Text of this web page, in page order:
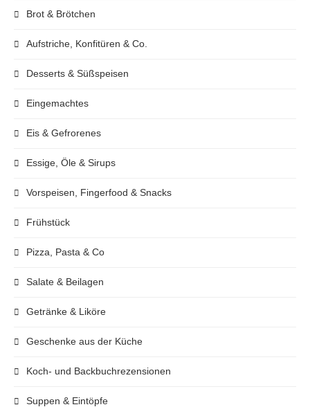
Brot & Brötchen
Aufstriche, Konfitüren & Co.
Desserts & Süßspeisen
Eingemachtes
Eis & Gefrorenes
Essige, Öle & Sirups
Vorspeisen, Fingerfood & Snacks
Frühstück
Pizza, Pasta & Co
Salate & Beilagen
Getränke & Liköre
Geschenke aus der Küche
Koch- und Backbuchrezensionen
Suppen & Eintöpfe